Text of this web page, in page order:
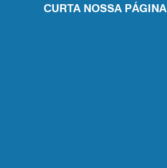
CURTA NOSSA PÁGINA